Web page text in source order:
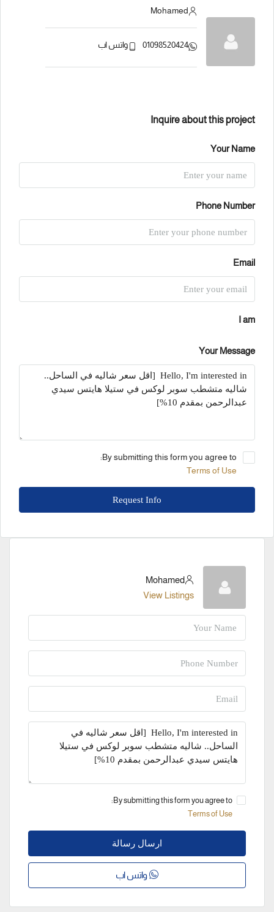
Mohamed
01098520424 واتس اب
Inquire about this project
Your Name
Phone Number
Email
I am
Your Message
By submitting this form you agree to:
Terms of Use
Request Info
Mohamed
View Listings
By submitting this form you agree to:
Terms of Use
ارسال رسالة
واتس اب